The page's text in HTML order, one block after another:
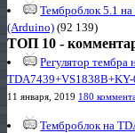
Темброблок 5.1
(Arduino) (92 139)
ТОП 10 -
Регулятор тембра
11 января, 2019 180
Темброблок на